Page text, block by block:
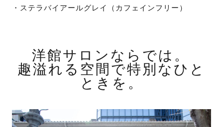
・ステラバイアールグレイ（カフェインフリー）
洋館サロンならでは。
趣溢れる空間で特別なひと
ときを。